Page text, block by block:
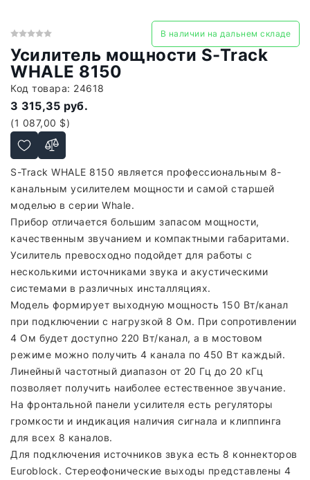
В наличии на дальнем складе
Усилитель мощности S-Track
WHALE 8150
Код товара: 24618
3 315,35 руб.
(1 087,00 $)
S-Track WHALE 8150 является профессиональным 8-
канальным усилителем мощности и самой старшей
моделью в серии Whale.
Прибор отличается большим запасом мощности,
качественным звучанием и компактными габаритами.
Усилитель превосходно подойдет для работы с
несколькими источниками звука и акустическими
системами в различных инсталляциях.
Модель формирует выходную мощность 150 Вт/канал
при подключении с нагрузкой 8 Ом. При сопротивлении
4 Ом будет доступно 220 Вт/канал, а в мостовом
режиме можно получить 4 канала по 450 Вт каждый.
Линейный частотный диапазон от 20 Гц до 20 кГц
позволяет получить наиболее естественное звучание.
На фронтальной панели усилителя есть регуляторы
громкости и индикация наличия сигнала и клиппинга
для всех 8 каналов.
Для подключения источников звука есть 8 коннекторов
Euroblock. Стереофонические выходы представлены 4